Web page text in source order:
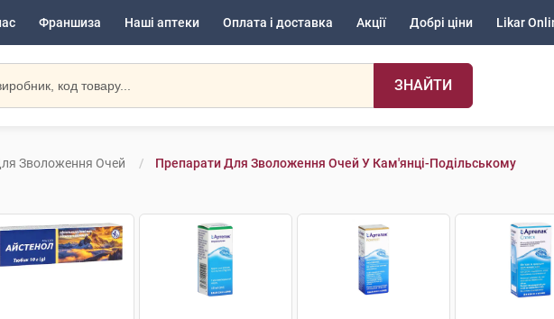
Франшиза Наші аптеки Оплата і доставка Акції Добрі ціни Likar
ЗНАЙТИ
Зволоження Очей Препарати Для Зволоження Очей У Кам'янці-Подільському